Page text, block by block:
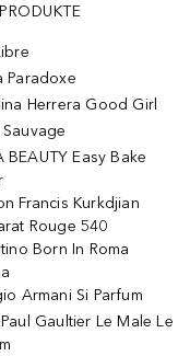
Paradoxe
Herrera Good Girl
Sauvage
BEAUTY Easy Bake
Francis Kurkdjian
Rouge 540
Born In Roma
Armani Si Parfum
Gaultier Le Male Le